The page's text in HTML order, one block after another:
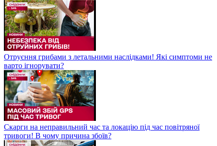
Отруєння грибами з летальними наслідками! Які симптоми не
варто ігнорувати?
Скарги на неправильний час та локацію під час повітряної
тривоги! В чому причина збоїв?